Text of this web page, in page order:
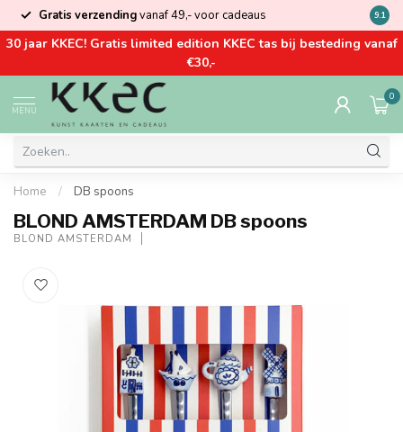
Gratis verzendingvanaf 49,- voor cadeaus Kom
9.1
30 jaar KKEC! Gratis limited edition KKEC tas bij besteding vanaf
€30,-
MENU
0
Home / DB spoons
BLOND AMSTERDAM DB spoons
BLOND AMSTERDAM